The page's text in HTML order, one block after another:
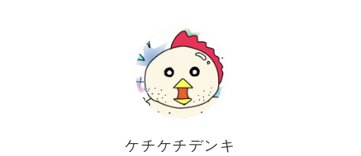
ケチケチデンキ